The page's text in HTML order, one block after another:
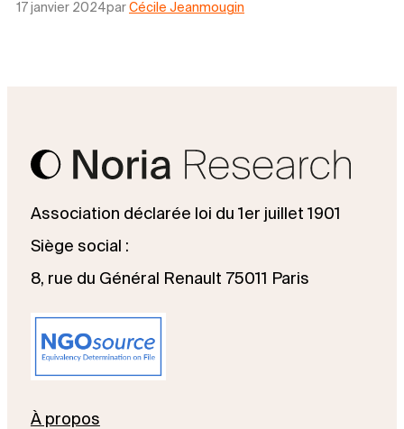
17 janvier 2024parCécile Jeanmougin
Association déclarée loi du 1er juillet 1901
Siège social :
8, rue du Général Renault 75011 Paris
À propos